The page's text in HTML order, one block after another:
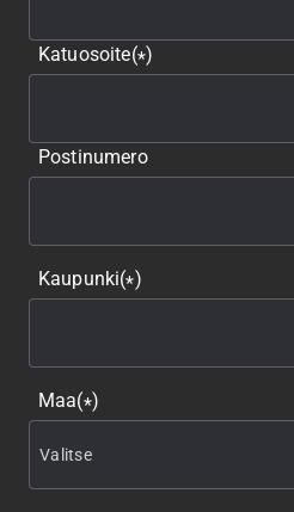
Katuosoite(*)
Postinumero
Kaupunki(*)
Maa(*)